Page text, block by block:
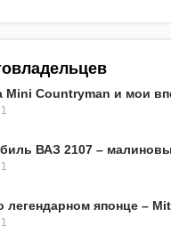
Mini Countryman и мои
ВАЗ 2107 –
легендарном японце –